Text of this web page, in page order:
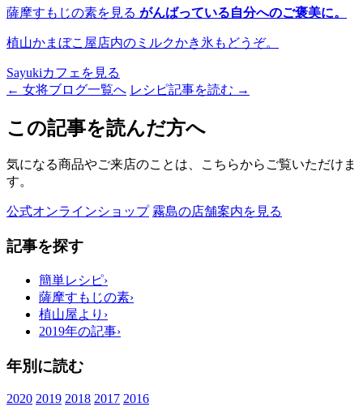
薩摩すもじの素を見る がんばっている自分へのご褒美に。
植山かまぼこ屋店内のミルクかき氷もどうぞ。
Sayukiカフェを見る
← 女将ブログ一覧へ レシピ記事を読む →
この記事を読んだ方へ
気になる商品やご来店のことは、こちらからご覧いただけま
す。
公式オンラインショップ 霧島の店舗案内を見る
記事を探す
簡単レシピ›
薩摩すもじの素›
植山屋より ›
2019年の記事›
年別に読む
2020 2019 2018 2017 2016